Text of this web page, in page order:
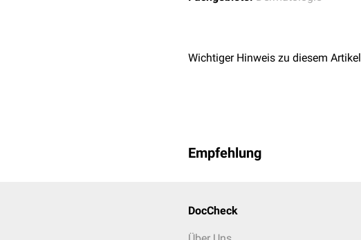
Wichtiger Hinweis zu diesem Artikel
Empfehlung
DocCheck